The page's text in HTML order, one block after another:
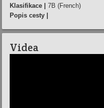
Klasifikace |
7B (French)
Popis cesty |
Videa